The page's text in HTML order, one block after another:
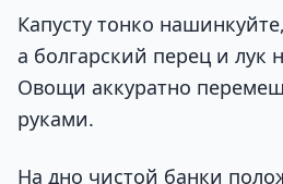
Капусту тонко
а болгарский перец и лук
Овощи аккуратно
руками.
На дно чистой банки